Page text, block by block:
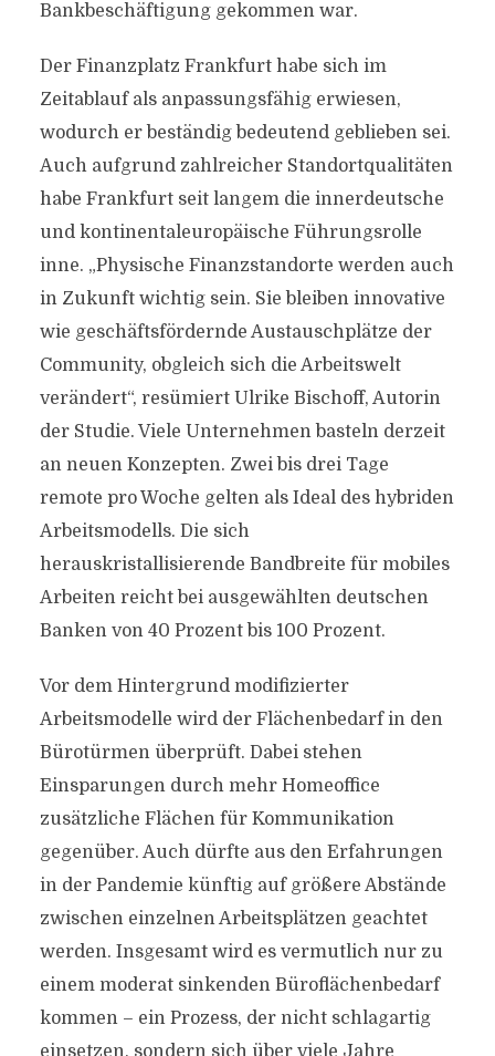
Bankbeschäftigung gekommen war.
Der Finanzplatz Frankfurt habe sich im
Zeitablauf als anpassungsfähig erwiesen,
wodurch er beständig bedeutend geblieben sei.
Auch aufgrund zahlreicher Standortqualitäten
habe Frankfurt seit langem die innerdeutsche
und kontinentaleuropäische Führungsrolle
inne. „Physische Finanzstandorte werden auch
in Zukunft wichtig sein. Sie bleiben innovative
wie geschäftsfördernde Austauschplätze der
Community, obgleich sich die Arbeitswelt
verändert“, resümiert Ulrike Bischoff, Autorin
der Studie. Viele Unternehmen basteln derzeit
an neuen Konzepten. Zwei bis drei Tage
remote pro Woche gelten als Ideal des hybriden
Arbeitsmodells. Die sich
herauskristallisierende Bandbreite für mobiles
Arbeiten reicht bei ausgewählten deutschen
Banken von 40 Prozent bis 100 Prozent.
Vor dem Hintergrund modifizierter
Arbeitsmodelle wird der Flächenbedarf in den
Bürotürmen überprüft. Dabei stehen
Einsparungen durch mehr Homeoffice
zusätzliche Flächen für Kommunikation
gegenüber. Auch dürfte aus den Erfahrungen
in der Pandemie künftig auf größere Abstände
zwischen einzelnen Arbeitsplätzen geachtet
werden. Insgesamt wird es vermutlich nur zu
einem moderat sinkenden Büroflächenbedarf
kommen – ein Prozess, der nicht schlagartig
einsetzen, sondern sich über viele Jahre